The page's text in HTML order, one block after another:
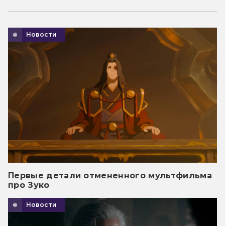
Новости
Первые детали отмененного мультфильма
про Зуко
Новости